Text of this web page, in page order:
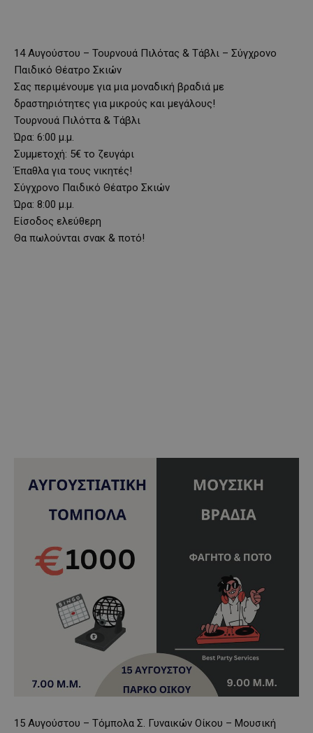
14 Αυγούστου – Τουρνουά Πιλότας & Τάβλι – Σύγχρονο
Παιδικό Θέατρο Σκιών
Σας περιμένουμε για μια μοναδική βραδιά με
δραστηριότητες για μικρούς και μεγάλους!
Τουρνουά Πιλόττα & Τάβλι
Ώρα: 6:00 μ.μ.
Συμμετοχή: 5€ το ζευγάρι
Έπαθλα για τους νικητές!
Σύγχρονο Παιδικό Θέατρο Σκιών
Ώρα: 8:00 μ.μ.
Είσοδος ελεύθερη
Θα πωλούνται σνακ & ποτό!
15 Αυγούστου – Τόμπολα Σ. Γυναικών Οίκου – Μουσική